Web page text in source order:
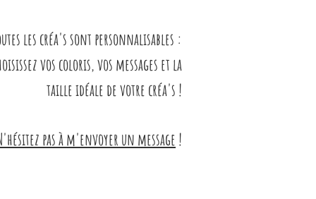
les créa's sont personnalisables :
vos coloris, vos messages et la
taille idéale de votre créa's !
pas à m'envoyer un message !